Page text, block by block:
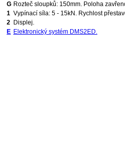
G Rozteč sloupků: 150mm. Poloha
1 Vypínací síla: 5 - 15kN. Rychlost
2 Displej.
E Elektronický systém DMS2ED.